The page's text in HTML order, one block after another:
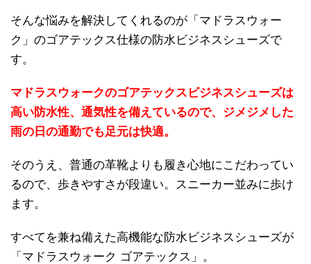
そんな悩みを解決してくれるのが「マドラスウォー
ク」のゴアテックス仕様の防水ビジネスシューズで
す。
マドラスウォークのゴアテックスビジネスシューズは
高い防水性、通気性を備えているので、ジメジメした
雨の日の通勤でも足元は快適。
そのうえ、普通の革靴よりも履き心地にこだわってい
るので、歩きやすさが段違い。スニーカー並みに歩け
ます。
すべてを兼ね備えた高機能な防水ビジネスシューズが
「マドラスウォーク ゴアテックス」。